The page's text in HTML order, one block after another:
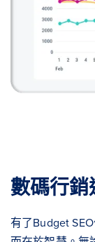
數碼行
有了Budget